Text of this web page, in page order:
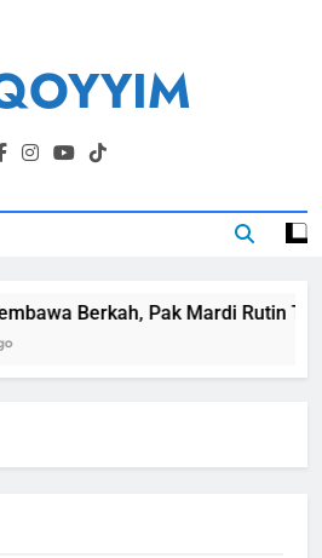
Qoyyim Sukoharjo
Berkah, Pak Mardi Rutin